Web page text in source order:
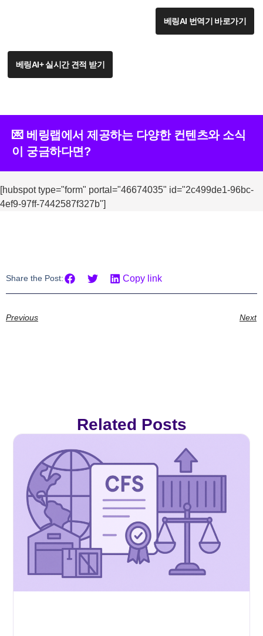
베링AI 번역기 바로가기
베링AI+ 실시간 견적 받기
💌 베링랩에서 제공하는 다양한 컨텐츠와 소식
이 궁금하다면?
[hubspot type="form" portal="46674035" id="2c499de1-96bc-
4ef9-97ff-7442587f327b"]
Share the Post: Copy link
Previous Next
Related Posts